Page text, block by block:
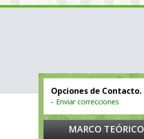
Opciones de Contacto.
- Enviar correcciones
MARCO TEÓRICO